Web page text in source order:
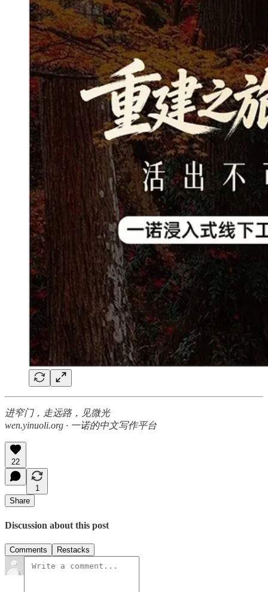
进窄门，走远路，见微光
wen.yinuoli.org · 一诺的中文写作平台
22
1
Share
Discussion about this post
Comments Restacks